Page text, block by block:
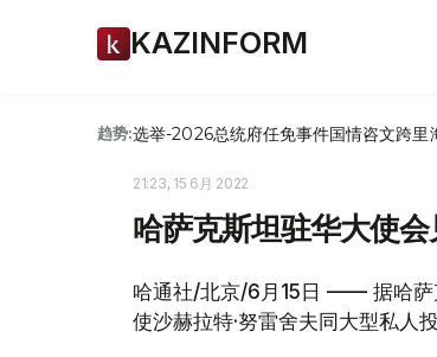
KAZINFORM
趋势:选举-2026总统府任免事件国情咨文跨里
21:23, 15 6月 2022
哈萨克斯坦驻华大使
哈通社/北京/6月15日 —— 据哈萨
使沙赫拉特·努雷舍夫同大型私人